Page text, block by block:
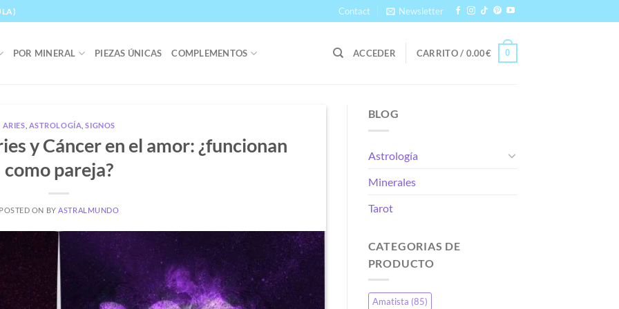
Contact Newsletter
POR MINERAL PIEZAS ÚNICAS COMPLEMENTOS ACCEDER CARRITO / 0.00€ 0
ARIES ASTROLOGÍA ,SIGNOS
y Cáncer en el amor: ¿funcionan
como pareja?
POSTED ON BY ASTRALMUNDO
BLOG
Astrología
Minerales
Tarot
CATEGORIAS DE
PRODUCTO
Amatista (85)